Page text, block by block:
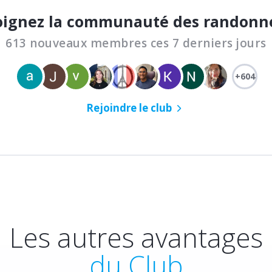
la communauté des
613 nouveaux membres ces 7 derniers jours
+604
Rejoindre le club
Les autres avantages